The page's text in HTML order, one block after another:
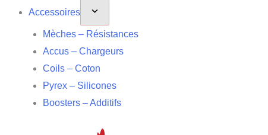
Accessoires
Mèches – Résistances
Accus – Chargeurs
Coils – Coton
Pyrex – Silicones
Boosters – Additifs